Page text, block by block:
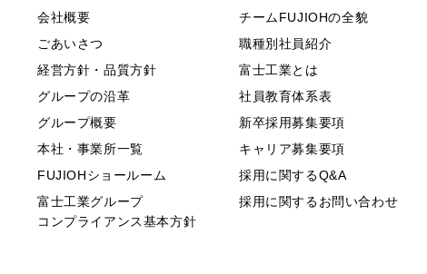
会社概要
ごあいさつ
経営方針・品質方針
グループの沿革
グループ概要
本社・事業所一覧
FUJIOHショールーム
富士工業グループ
コンプライアンス基本方針
チームFUJIOHの全貌
職種別社員紹介
富士工業とは
社員教育体系表
新卒採用募集要項
キャリア募集要項
採用に関するQ&A
採用に関するお問い合わせ